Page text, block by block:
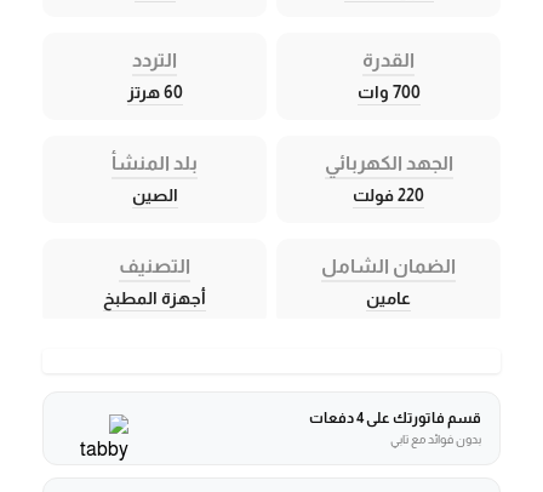
القدرة
700 وات
التردد
60 هرتز
الجهد الكهربائي
220 فولت
بلد المنشأ
الصين
الضمان الشامل
عامين
التصنيف
أجهزة المطبخ
قسم فاتورتك على 4 دفعات
بدون فوائد مع تابي